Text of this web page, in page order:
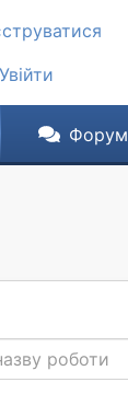
Увійти
Форум
роботи